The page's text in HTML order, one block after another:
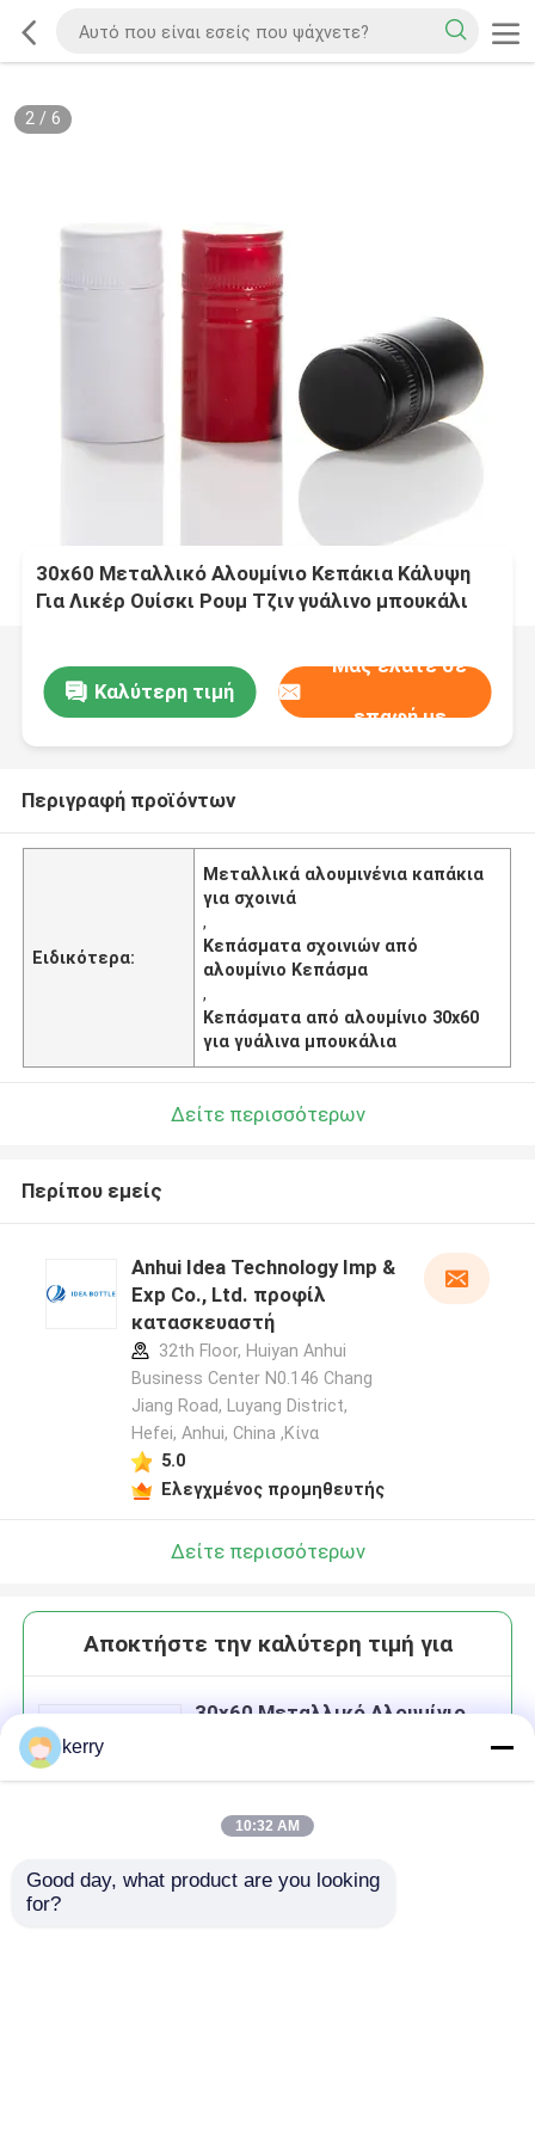
2/ 6
30x60 Μεταλλικό Αλουμίνιο Κεπάκια Κάλυψη
Για Λικέρ Ουίσκι Ρουμ Τζιν γυάλινο μπουκάλι
Καλύτερη τιμή
Μας ελάτε σε
επαφή με
Περιγραφή προϊόντων
Ειδικότερα:
Μεταλλικά αλουμινένια καπάκια
για σχοινιά
,
Κεπάσματα σχοινιών από
αλουμίνιο Κεπάσμα
,
Κεπάσματα από αλουμίνιο 30x60
για γυάλινα μπουκάλια
Δείτε περισσότερων
Περίπου εμείς
Anhui Idea Technology Imp &
Exp Co., Ltd. προφίλ
κατασκευαστή
32th Floor, Huiyan Anhui
Business Center N0.146 Chang
Jiang Road, Luyang District,
Hefei, Anhui, China ,Κίνα
5.0
Ελεγχμένος προμηθευτής
Δείτε περισσότερων
Αποκτήστε την καλύτερη τιμή για
30x60 Μεταλλικό Αλουμίνιο
Να συνεχίσει
kerry
10:32 AM
Good day, what product are you looking
for?